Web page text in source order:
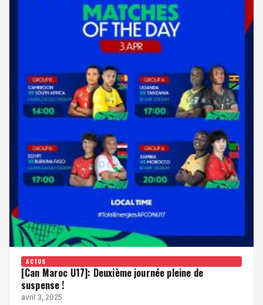
ACTUS
[Can Maroc U17]: Deuxième journée pleine de
suspense !
avril 3, 2025